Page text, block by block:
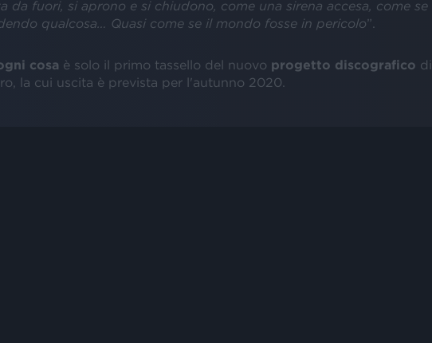
da fuori, si aprono e si chiudono, come una sirena accesa, come se
qualcosa… Quasi come se il mondo fosse in pericolo”.
cosa è solo il primo tassello del nuovo progetto discografico di
la cui uscita è prevista per l'autunno 2020.